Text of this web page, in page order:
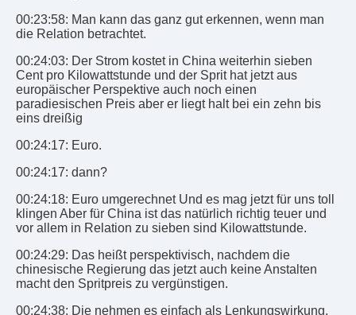
00:23:58: Man kann das ganz gut erkennen, wenn man
die Relation betrachtet.
00:24:03: Der Strom kostet in China weiterhin sieben
Cent pro Kilowattstunde und der Sprit hat jetzt aus
europäischer Perspektive auch noch einen
paradiesischen Preis aber er liegt halt bei ein zehn bis
eins dreißig
00:24:17: Euro.
00:24:17: dann?
00:24:18: Euro umgerechnet Und es mag jetzt für uns toll
klingen Aber für China ist das natürlich richtig teuer und
vor allem in Relation zu sieben sind Kilowattstunde.
00:24:29: Das heißt perspektivisch, nachdem die
chinesische Regierung das jetzt auch keine Anstalten
macht den Spritpreis zu vergünstigen.
00:24:38: Die nehmen es einfach als Lenkungswirkung.